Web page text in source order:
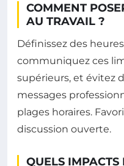
COMMENT
AU TRAVAIL ?
Définissez des
communiquez ces
supérieurs, et évitez
messages
plages horaires.
discussion ouverte.
QUELS IMPACTS